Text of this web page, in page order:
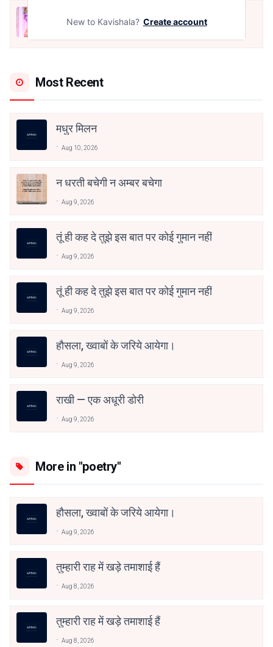
मोहब्बत के सफ़र को एक हँसी आग़ाज़ दे देना -
अनामिका अम्बर जैन
Most Recent
मधुर मिलन
Aug 10, 2026
न धरती बचेगी न अम्बर बचेगा
Aug 9, 2026
तूं ही कह दे तुझे इस बात पर कोई गुमान नहीं
Aug 9, 2026
तूं ही कह दे तुझे इस बात पर कोई गुमान नहीं
Aug 9, 2026
हौसला, ख्वाबों के जरिये आयेगा।
Aug 9, 2026
राखी — एक अधूरी डोरी
Aug 9, 2026
More in "poetry"
हौसला, ख्वाबों के जरिये आयेगा।
Aug 9, 2026
तुम्हारी राह में खड़े तमाशाई हैं
Aug 8, 2026
तुम्हारी राह में खड़े तमाशाई हैं
Aug 8, 2026
New to Kavishala? Create account